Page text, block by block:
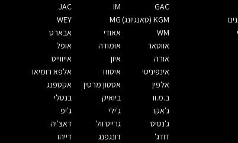
GAC
IM
JAC
KGM (סאנגיונג)
MG
WEY
WM
אאודי
אבארט
אווטאר
אומודה
אופל
אורה
איון
אייווייס
אינפיניטי
איסוזו
אלפא רומיאו
אלפין
אסטון מרטין
אקספנג
ב.מ.וו
ביואיק
בנטלי
ג'אקו
ג'ילי
ג'יפ
ג'נסיס
גרייט וול
דאצ'יה
דודג'
דונגפנג
דייהו